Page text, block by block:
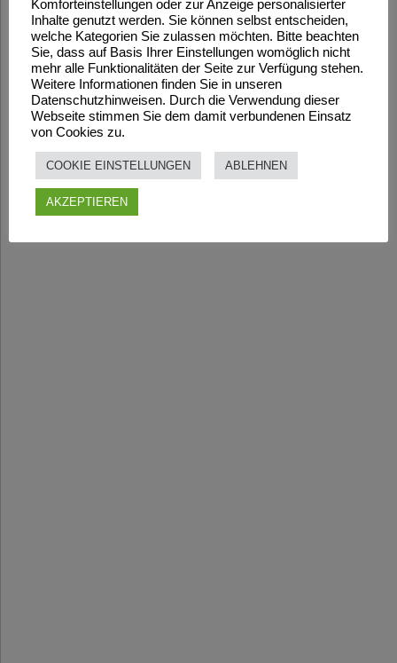
Komforteinstellungen oder zur Anzeige personalisierter
Inhalte genutzt werden. Sie können selbst entscheiden,
welche Kategorien Sie zulassen möchten. Bitte beachten
Sie, dass auf Basis Ihrer Einstellungen womöglich nicht
mehr alle Funktionalitäten der Seite zur Verfügung stehen.
Weitere Informationen finden Sie in unseren
Datenschutzhinweisen. Durch die Verwendung dieser
Webseite stimmen Sie dem damit verbundenen Einsatz
von Cookies zu.
COOKIE EINSTELLUNGEN ABLEHNEN
AKZEPTIEREN